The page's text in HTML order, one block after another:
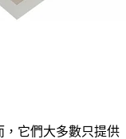
，它們大多數只提供